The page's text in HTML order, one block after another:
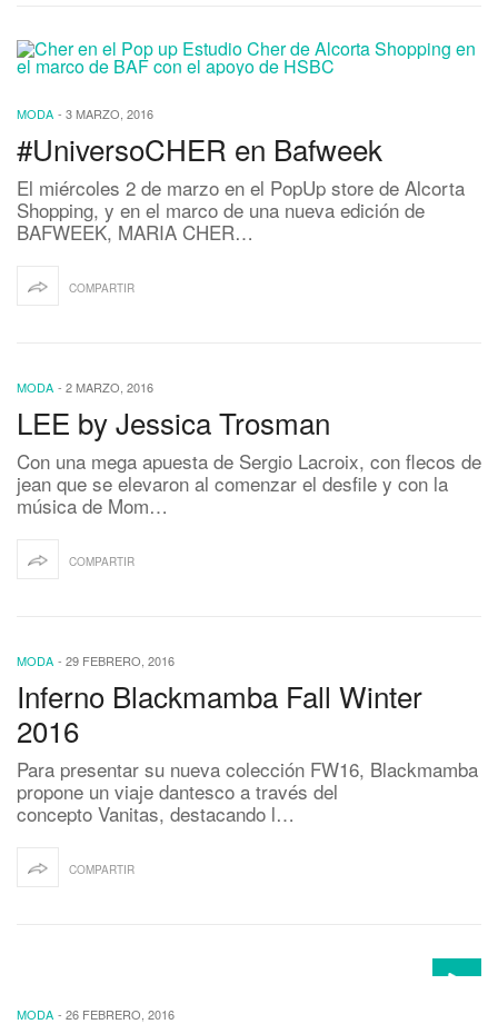
MODA - 3 MARZO, 2016
#UniversoCHER en Bafweek
El miércoles 2 de marzo en el PopUp store de Alcorta
Shopping, y en el marco de una nueva edición de
BAFWEEK, MARIA CHER…
COMPARTIR
MODA - 2 MARZO, 2016
LEE by Jessica Trosman
Con una mega apuesta de Sergio Lacroix, con flecos de
jean que se elevaron al comenzar el desfile y con la
música de Mom…
COMPARTIR
MODA - 29 FEBRERO, 2016
Inferno Blackmamba Fall Winter
2016
Para presentar su nueva colección FW16, Blackmamba
propone un viaje dantesco a través del
concepto Vanitas, destacando l…
COMPARTIR
MODA - 26 FEBRERO, 2016